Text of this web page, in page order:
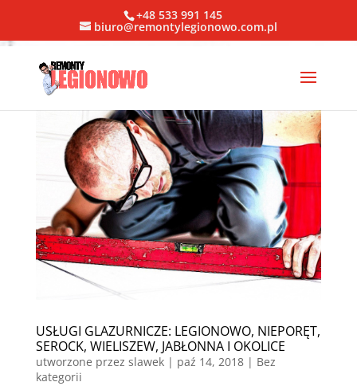
+48 533 991 145
biuro@remontylegionowo.com.pl
USŁUGI GLAZURNICZE: LEGIONOWO, NIEPORĘT,
SEROCK, WIELISZEW, JABŁONNA I OKOLICE
utworzone przez slawek| paź 14, 2018| Bez
kategorii